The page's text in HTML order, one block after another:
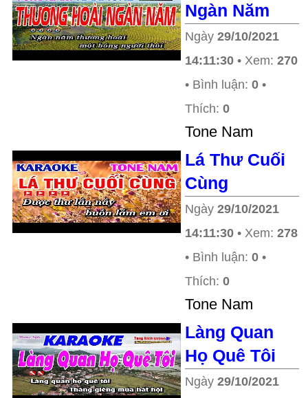
Ngàn Năm
Ngày 29/10/2021
14:11:30 • Xem: 270
• Bình luận: 0 •
Thích: 0
Tone Nam
Lá Thư Cuối
Cùng
Ngày 29/10/2021
14:11:30 • Xem: 278
• Bình luận: 0 •
Thích: 0
Tone Nam
Làng Quan
Họ Quê Tôi
Ngày 29/10/2021